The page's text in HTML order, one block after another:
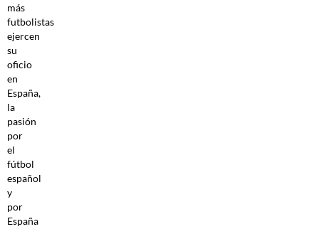
más
futbolistas
ejercen
su
oficio
en
España,
la
pasión
por
el
fútbol
español
y
por
España